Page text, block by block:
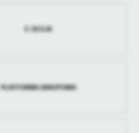
E-SESJA
PLATFORMA ZAKUPOWA